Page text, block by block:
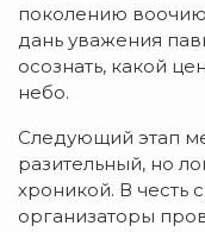
поколению воочию
дань уважения
осознать, какой
небо.
Следующий этап
разительный, но
хроникой. В честь
организаторы